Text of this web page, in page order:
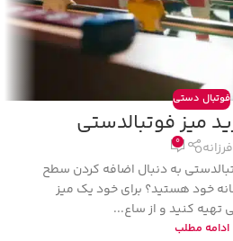
فوتبال دستی
میز فوتبالدستی
فرزانه 0
به دنبال اضافه کردن سطح
خود هستید؟ برای خود یک میز
تهیه کنید و از ساع...
ادامه مطلب